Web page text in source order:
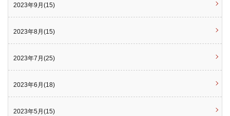
2023年9月(15)
2023年8月(15)
2023年7月(25)
2023年6月(18)
2023年5月(15)